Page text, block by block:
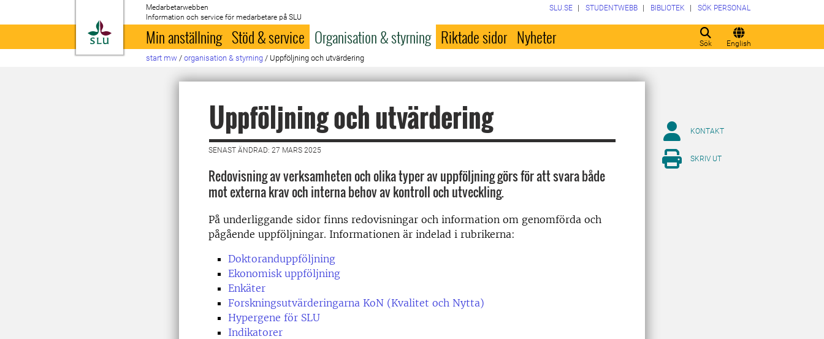
Till startsida
Medarbetarwebben
Information och service för medarbetare på SLU
Sök English
SLU.SE STUDENTWEBB BIBLIOTEK SÖK PERSONAL
Min anställning Stöd & service Organisation & styrning Riktade sidor Nyheter
start mw / organisation & styrning / Uppföljning och utvärdering
Uppföljning och utvärdering
SENAST ÄNDRAD: 27 MARS 2025
Redovisning av verksamheten och olika typer av uppföljning görs för att svara både
mot externa krav och interna behov av kontroll och utveckling.
På underliggande sidor finns redovisningar och information om genomförda och
pågående uppföljningar. Informationen är indelad i rubrikerna:
Doktoranduppföljning
Ekonomisk uppföljning
Enkäter
Forskningsutvärderingarna KoN (Kvalitet och Nytta)
Hypergene för SLU
Indikatorer
KONTAKT
SKRIV UT